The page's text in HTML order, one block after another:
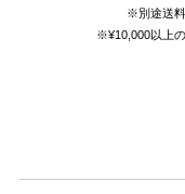
※別途送料
※¥10,000以上